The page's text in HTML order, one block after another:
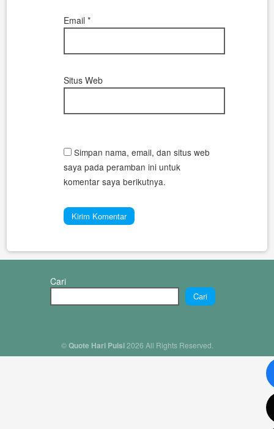
Email*
Situs Web
Simpan nama, email, dan situs web
saya pada peramban ini untuk
komentar saya berikutnya.
Cari
Cari
©Quote Hari Puisi2026 All Rights Reserved.